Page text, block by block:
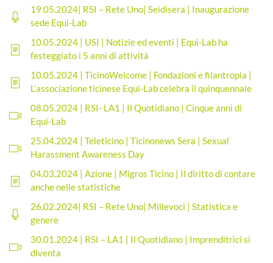
19.05.2024| RSI – Rete Uno| Seidisera | Inaugurazione
sede Equi-Lab
10.05.2024 | USI | Notizie ed eventi | Equi-Lab ha
festeggiato i 5 anni di attività
10.05.2024 | TicinoWelcome | Fondazioni e filantropia |
L’associazione ticinese Equi-Lab celebra il quinquennale
08.05.2024 | RSI- LA1 | Il Quotidiano | Cinque anni di
Equi-Lab
25.04.2024 | Teleticino | Ticinonews Sera | Sexual
Harassment Awareness Day
04.03.2024 | Azione | Migros Ticino | Il diritto di contare
anche nelle statistiche
26.02.2024| RSI – Rete Uno| Millevoci | Statistica e
genere
30.01.2024 | RSI – LA1 | Il Quotidiano | Imprenditrici si
diventa